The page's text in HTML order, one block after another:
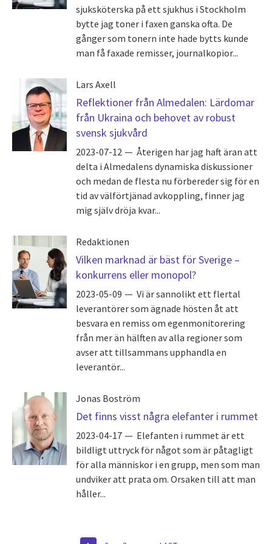
sjuksköterska på ett sjukhus i Stockholm
bytte jag toner i faxen ganska ofta. De
gånger som tonern inte hade bytts kunde
man få faxade remisser, journalkopior...
Lars Axell
Reflektioner från Almedalen: Lärdomar
från Ukraina och behovet av robust
svensk sjukvård
2023-07-12
Återigen har jag haft äran att
delta i Almedalens dynamiska diskussioner
och medan de flesta nu förbereder sig för en
tid av välförtjänad avkoppling, finner jag
mig själv dröja kvar...
Redaktionen
Vilken marknad är bäst för Sverige –
konkurrens eller monopol?
2023-05-09
Vi är sannolikt ett flertal
leverantörer som ägnade hösten åt att
besvara en remiss om egenmonitorering
från mer än hälften av alla regioner som
avser att tillsammans upphandla en
leverantör...
Jonas Boström
Det finns visst några elefanter i rummet
2023-04-17
Elefanten i rummet är ett
bildligt uttryck för något som är påtagligt
för alla människor i en grupp, men som man
undviker att prata om. Orsaken till att man
håller...